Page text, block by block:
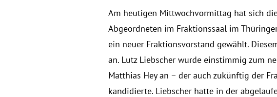
Am heutigen Mittwochvormittag hat sich
Abgeordneten im Fraktionssaal im
ein neuer Fraktionsvorstand gewählt.
an. Lutz Liebscher wurde einstimmig zum
Matthias Hey an – der auch zukünftig der
kandidierte. Liebscher hatte in der